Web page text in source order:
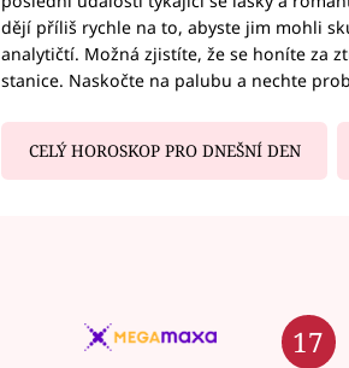
dějí příliš rychle na to, abyste jim mohli
analytičtí. Možná zjistíte, že se honíte za
stanice. Naskočte na palubu a nechte
CELÝ HOROSKOP PRO DNEŠNÍ DEN
17